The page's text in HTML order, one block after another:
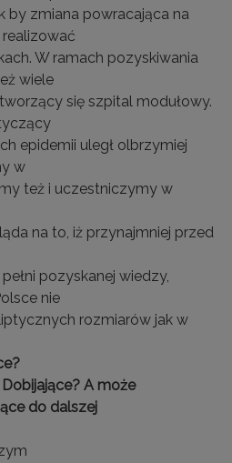
by zmiana powracająca na
W ramach pozyskiwania
wiele
się szpital modułowy.
epidemii uległ olbrzymiej
w
też i uczestniczymy w
na to, iż przynajmniej przed
pozyskanej wiedzy,
nie
rozmiarów jak w
A może
do dalszej